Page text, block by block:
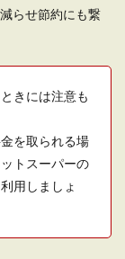
つかの間、実家か
らせ節約にも繋
きには注意も
を取られる場
トスーパーの
用しましょ